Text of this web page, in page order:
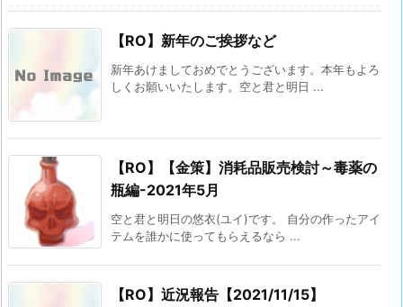
【RO】新年のご挨拶など
新年あけましておめでとうございます。本年もよろ
しくお願いいたします。空と君と明日 ...
【RO】【金策】消耗品販売検討～毒薬の
瓶編-2021年5月
空と君と明日の悠衣(ユイ)です。 自分の作ったアイ
テムを誰かに使ってもらえるなら ...
【RO】近況報告【2021/11/15】